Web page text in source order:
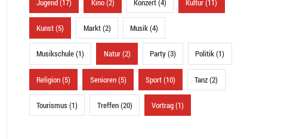
Jugend (17) Kino (2) Konzert (4) Kultur (11)
Kunst (5) Markt (2) Musik (4)
Musikschule (1) Natur (2) Party (3) Politik (1)
Religion (5) Senioren (5) Sport (10) Tanz (2)
Tourismus (1) Treffen (20) Vortrag (1)